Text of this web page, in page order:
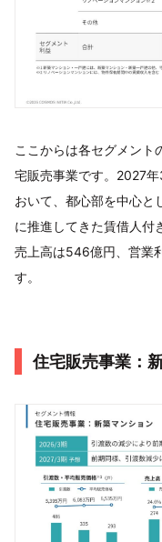
ここからは各セグメント
宅販売事業です。2027
おいて、都心部を中心と
に推進してきた賃借人付
売上高は546億円、営業
す。
住宅販売事業：